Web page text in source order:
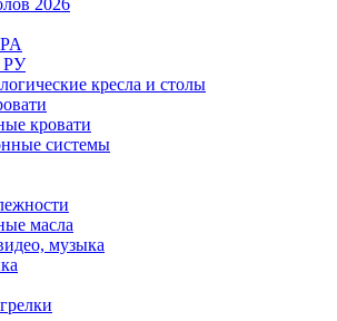
РУ
кресла и столы
кровати
системы
масла
музыка